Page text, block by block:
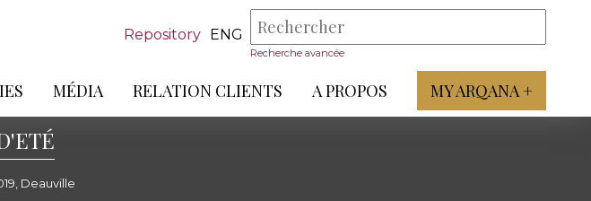
Repository ENG
Recherche avancée
MÉDIA RELATION CLIENTS A PROPOS MY ARQANA +
Deauville